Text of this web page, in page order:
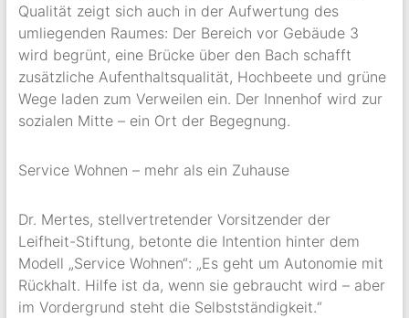
Qualität zeigt sich auch in der Aufwertung des
umliegenden Raumes: Der Bereich vor Gebäude 3
wird begrünt, eine Brücke über den Bach schafft
zusätzliche Aufenthaltsqualität, Hochbeete und grüne
Wege laden zum Verweilen ein. Der Innenhof wird zur
sozialen Mitte – ein Ort der Begegnung.
Service Wohnen – mehr als ein Zuhause
Dr. Mertes, stellvertretender Vorsitzender der
Leifheit-Stiftung, betonte die Intention hinter dem
Modell „Service Wohnen“: „Es geht um Autonomie mit
Rückhalt. Hilfe ist da, wenn sie gebraucht wird – aber
im Vordergrund steht die Selbstständigkeit.“